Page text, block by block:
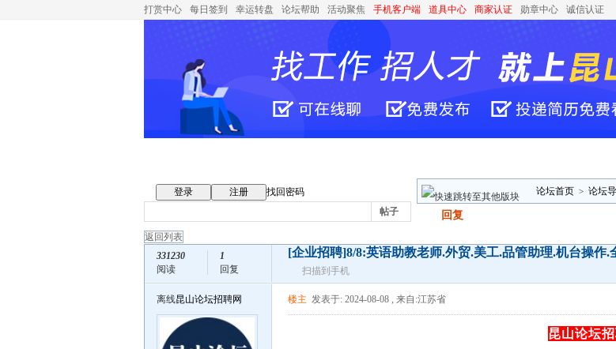
打赏中心 每日签到 幸运转盘 论坛帮助 活动聚焦 手机客户端 道具中心 商家认证 勋章中心 诚信认证
登录 注册
找回密码
帖子
论坛首页 > 论坛
回复
返回列表
331230
阅读
1
回复
[企业招聘]8/8:英语助教老师.外贸.美工.品管助理.机台操作
扫描到手机
离线昆山论坛招聘网 楼主 发表于: 2024-08-08 , 来自:江苏省
昆山论坛